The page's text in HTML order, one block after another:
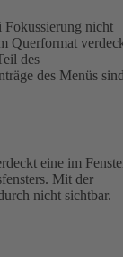
Fokussierung nicht
Querformat
des
des Menüs
eine im
Mit der
nicht sichtbar.